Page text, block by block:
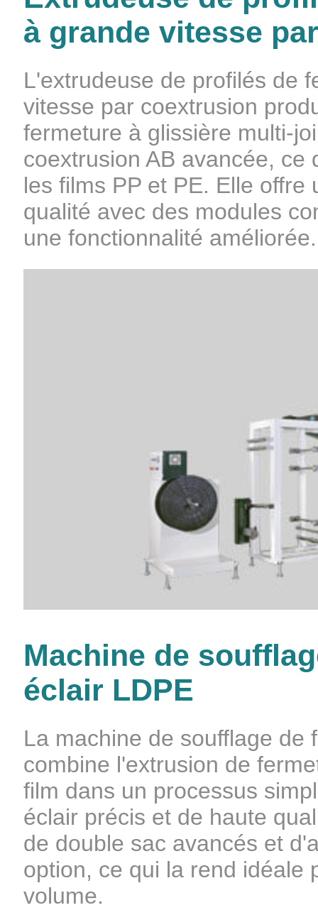
à grande vitesse
L'extrudeuse de profilés de
vitesse par coextrusion
fermeture à glissière multi-
coextrusion AB avancée,
les films PP et PE. Elle
qualité avec des modules
une fonctionnalité améliorée.
Machine de
éclair LDPE
La machine de soufflage de
combine l'extrusion de
film dans un processus
éclair précis et de haute
de double sac avancés et
option, ce qui la rend idéale
volume.